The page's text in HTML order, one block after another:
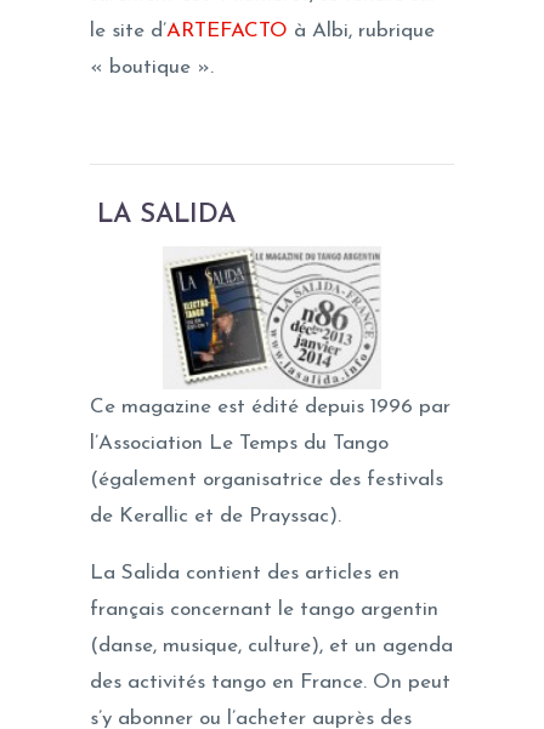
le site d’ARTEFACTO à Albi, rubrique
« boutique ».
LA SALIDA
Ce magazine est édité depuis 1996 par
l’Association Le Temps du Tango
(également organisatrice des festivals
de Kerallic et de Prayssac).
La Salida contient des articles en
français concernant le tango argentin
(danse, musique, culture), et un agenda
des activités tango en France. On peut
s’y abonner ou l’acheter auprès des